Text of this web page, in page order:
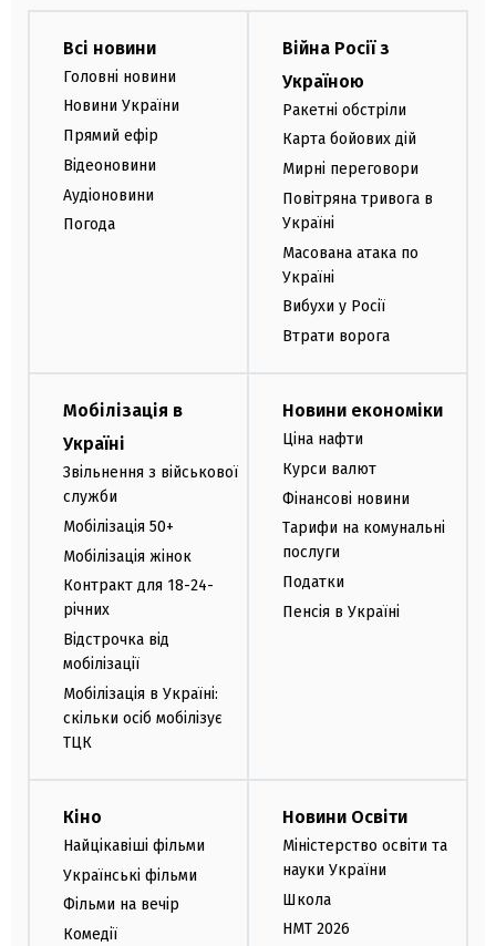
Всі новини
Головні новини
Новини України
Прямий ефір
Відеоновини
Аудіоновини
Погода
Війна Росії з
Україною
Ракетні обстріли
Карта бойових дій
Мирні переговори
Повітряна тривога в
Україні
Масована атака по
Україні
Вибухи у Росії
Втрати ворога
Мобілізація в
Україні
Звільнення з військової
служби
Мобілізація 50+
Мобілізація жінок
Контракт для 18-24-
річних
Відстрочка від
мобілізації
Мобілізація в Україні:
скільки осіб мобілізує
ТЦК
Новини економіки
Ціна нафти
Курси валют
Фінансові новини
Тарифи на комунальні
послуги
Податки
Пенсія в Україні
Кіно
Найцікавіші фільми
Українські фільми
Фільми на вечір
Комедії
Новини Освіти
Міністерство освіти та
науки України
Школа
НМТ 2026